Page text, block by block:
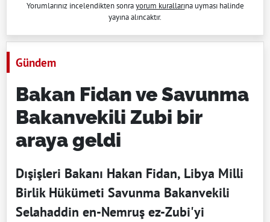
Yorumlarınız incelendikten sonrayorum kurallarına uyması halinde
yayına alıncaktır.
Gündem
Bakan Fidan ve Savunma
Bakanvekili Zubi bir
araya geldi
Dışişleri Bakanı Hakan Fidan, Libya Milli
Birlik Hükümeti Savunma Bakanvekili
Selahaddin en-Nemruş ez-Zubi'yi